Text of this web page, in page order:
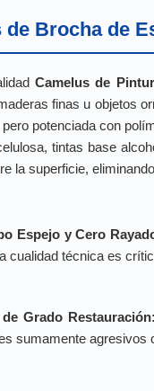
Brocha de
Camelus de
finas u objetos
potenciada con
tintas base
la superficie,
Espejo y Cero
cualidad técnica es
Grado Restauración:
sumamente agresivos